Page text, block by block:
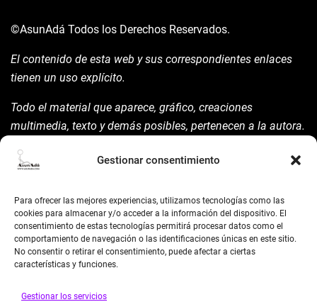
Gestionar consentimiento
Para ofrecer las mejores experiencias, utilizamos tecnologías como las
cookies para almacenar y/o acceder a la información del dispositivo. El
consentimiento de estas tecnologías permitirá procesar datos como el
comportamiento de navegación o las identificaciones únicas en este sitio.
No consentir o retirar el consentimiento, puede afectar a ciertas
características y funciones.
Gestionar los servicios
©AsunAdá Todos los Derechos Reservados.
El contenido de esta web y sus correspondientes enlaces
tienen un uso explícito.
Todo el material que aparece, gráfico, creaciones
multimedia, texto y demás posibles, pertenecen a la autora.
la mism para ello.
©AsunAdá ​Gracias.